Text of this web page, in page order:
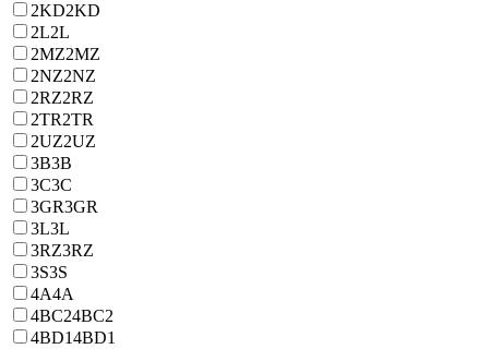
2KD2KD
2L2L
2MZ2MZ
2NZ2NZ
2RZ2RZ
2TR2TR
2UZ2UZ
3B3B
3C3C
3GR3GR
3L3L
3RZ3RZ
3S3S
4A4A
4BC24BC2
4BD14BD1